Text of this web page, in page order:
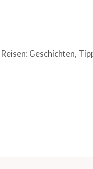
Geschichten,